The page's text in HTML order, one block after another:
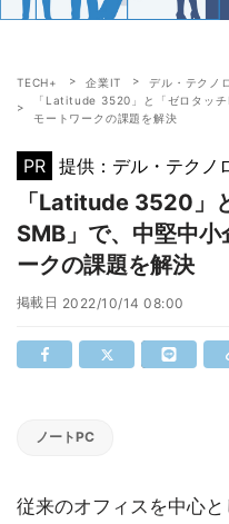
TECH+ 企業IT
デル・テクノ
「Latitude 3520」と「ゼロタッ
モートワークの課題を解決
PR 提供：デル・テクノ
「Latitude 3520」
SMB」で、中堅中
ークの課題を解決
掲載日 2022/10/14 08:00
ノートPC
従来のオフィスを中心